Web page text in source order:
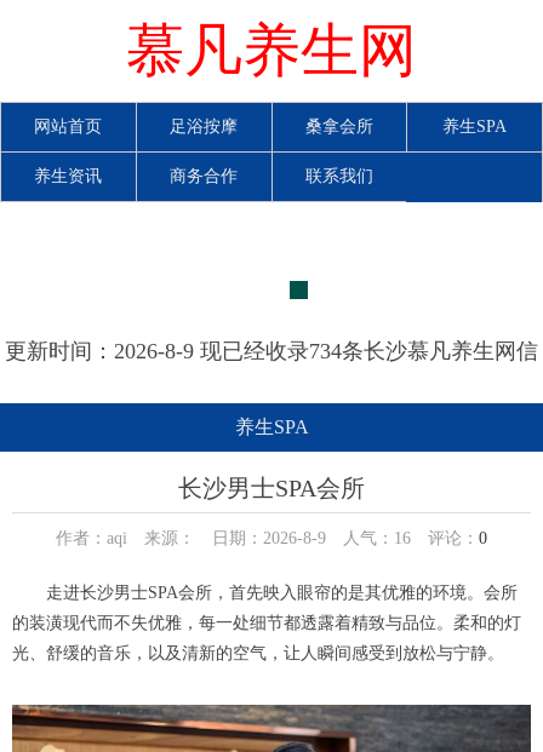
慕凡养生网
网站首页 足浴按摩 桑拿会所 养生SPA
养生资讯 商务合作 联系我们
更新时间：2026-8-9 现已经收录734条长沙慕凡养生网信
养生SPA
长沙男士SPA会所
作者：aqi 来源： 日期：2026-8-9 人气： 16 评论： 0
走进长沙男士SPA会所，首先映入眼帘的是其优雅的环境。会所
的装潢现代而不失优雅，每一处细节都透露着精致与品位。柔和的灯
光、舒缓的音乐，以及清新的空气，让人瞬间感受到放松与宁静。